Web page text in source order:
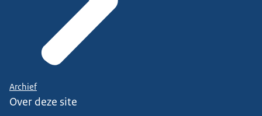
Archief
Over deze site